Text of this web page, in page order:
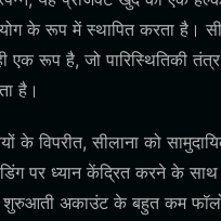
के रूप में स्थापित करता है।
एक रूप है, जो पारिस्थितिकी
है।
के विपरीत, सीलाना को
पर ध्यान केंद्रित करने के साथ
शुरुआती अकाउंट के बहुत कम